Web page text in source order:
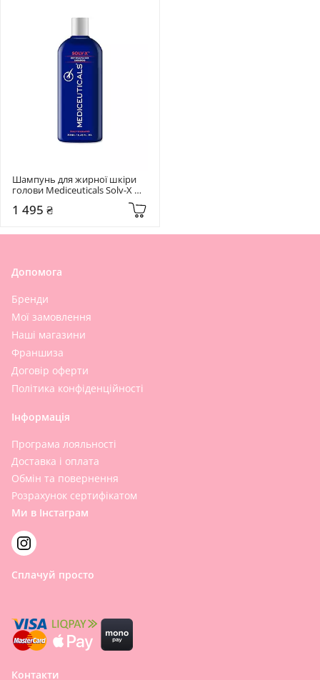
Шампунь для жирної шкіри
голови Mediceuticals Solv-X
1 495 ₴
Допомога
Бренди
Мої замовлення
Наші магазини
Франшиза
Договір оферти
Політика конфіденційності
Інформація
Програма лояльності
Доставка і оплата
Обмін та повернення
Розрахунок сертифікатом
Ми в Інстаграм
Сплачуй просто
Контакти